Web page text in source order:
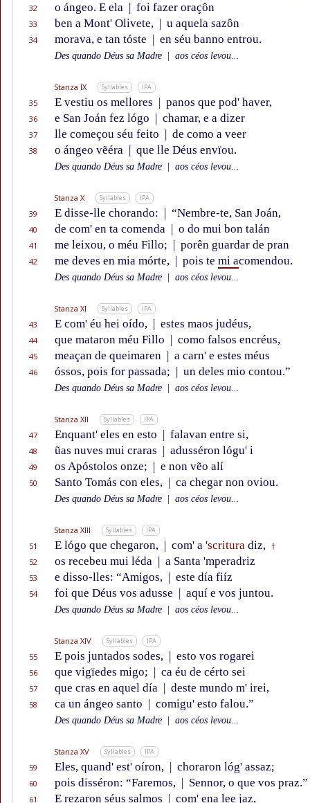
32 o ángeo. E ela | foi fazer oraçôn
33 ben a Mont' Olivete, | u aquela sazôn
34 morava, e tan tóste | en séu banno entrou.
Des quando Déus sa Madre aos céos levou...
Stanza IX Syllables IPA
35 E vestiu os mellores | panos que pod' haver,
36 e San Joán fez lógo | chamar, e a dizer
37 lle começou séu feito | de como a veer
38 o ángeo vẽéra | que lle Déus envïou.
Des quando Déus sa Madre aos céos levou...
Stanza X Syllables IPA
39 E disse-lle chorando: | “Nembre-te, San Joán,
40 de com' en ta comenda | o do mui bon talán
41 me leixou, o méu Fillo; | porên guardar de pran
42 me deves en mia mórte, | pois te mi acomendou.
Des quando Déus sa Madre aos céos levou...
Stanza XI Syllables IPA
43 E com' éu hei oído, | estes maos judéus,
44 que mataron méu Fillo | como falsos encréus,
45 meaçan de queimaren | a carn' e estes méus
46 óssos, pois for passada; | un deles mio contou.”
Des quando Déus sa Madre aos céos levou...
Stanza XII Syllables IPA
47 Enquant' eles en esto | falavan entre si,
48 ũas nuves mui craras | adusséron lógu' i
49 os Apóstolos onze; | e non vẽo alí
50 Santo Tomás con eles, | ca chegar non oviou.
Des quando Déus sa Madre aos céos levou...
Stanza XIII Syllables IPA
51 E lógo que chegaron, | com' a 'scritura diz, †
52 os recebeu mui léda | a Santa 'mperadriz
53 e disso-lles: “Amigos, | este día fiíz
54 foi que Déus vos adusse | aquí e vos juntou.
Des quando Déus sa Madre aos céos levou...
Stanza XIV Syllables IPA
55 E pois juntados sodes, | esto vos rogarei
56 que vigïedes migo; | ca éu de cérto sei
57 que cras en aquel día | deste mundo m' irei,
58 ca un ángeo santo | comigu' esto falou.”
Des quando Déus sa Madre aos céos levou...
Stanza XV Syllables IPA
59 Eles, quand' est' oíron, | choraron lóg' assaz;
60 pois disséron: “Faremos, | Sennor, o que vos praz.”
61 E rezaron séus salmos | com' ena lee jaz,